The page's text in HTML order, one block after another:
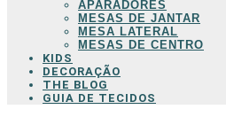
APARADORES
MESAS DE JANTAR
MESA LATERAL
MESAS DE CENTRO
KIDS
DECORAÇÃO
THE BLOG
GUIA DE TECIDOS